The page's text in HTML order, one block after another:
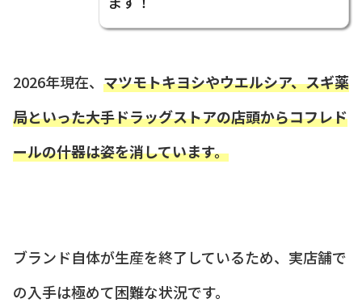
2026年現在、 マツモトキヨシやウエルシア、スギ薬
局といった大手ドラッグストアの店頭からコフレド
ールの什器は姿を消しています。
ブランド自体が生産を終了しているため、実店舗で
の入手は極めて困難な状況です。